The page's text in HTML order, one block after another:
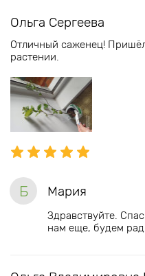
Ольга Сергеева
Отличный саженец!
растении.
Б Мария
Здравствуйте.
нам еще, будем